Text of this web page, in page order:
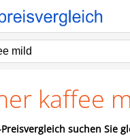
kaffee
suchen Sie